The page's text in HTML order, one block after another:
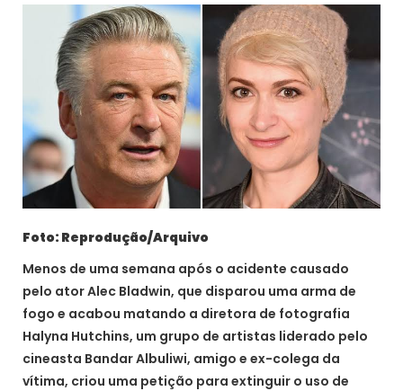
Foto: Reprodução/Arquivo
Menos de uma semana após o acidente causado
pelo ator Alec Bladwin, que disparou uma arma de
fogo e acabou matando a diretora de fotografia
Halyna Hutchins, um grupo de artistas liderado pelo
cineasta Bandar Albuliwi, amigo e ex-colega da
vítima, criou uma petição para extinguir o uso de